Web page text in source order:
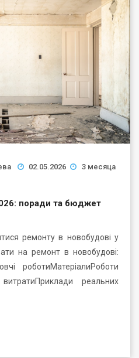
02.05.2026
3 месяца
поради та бюджет
ремонту в новобудові у
на ремонт в новобудові:
роботиМатеріалиРоботи
витратиПриклади реальних